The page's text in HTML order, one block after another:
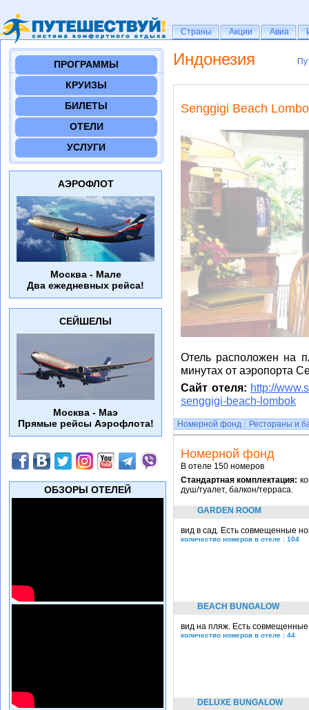
Индонезия
Senggigi Beach
Отель расположен на
минутах от аэропорта
Cайт отеля: http://
senggigi-beach-lombok
Номерной фонд Рестораны и
Номерной фонд
В отеле 150 номеров
Стандартная комплектация:
душ/туалет, балкон/терраса.
GARDEN ROOM
вид в сад. Есть совмещенные
количество номеров в отеле : 104
BEACH BUNGALOW
вид на пляж. Есть
количество номеров в отеле : 44
DELUXE BUNGALOW
ПРОГРАММЫ
КРУИЗЫ
БИЛЕТЫ
ОТЕЛИ
УСЛУГИ
АЭРОФЛОТ
Москва - Мале
Два ежедневных рейса!
СЕЙШЕЛЫ
Москва - Маэ
Прямые рейсы Аэрофлота!
ОБЗОРЫ ОТЕЛЕЙ
Страны
Страны Акции
Акции Авиа
Авиа